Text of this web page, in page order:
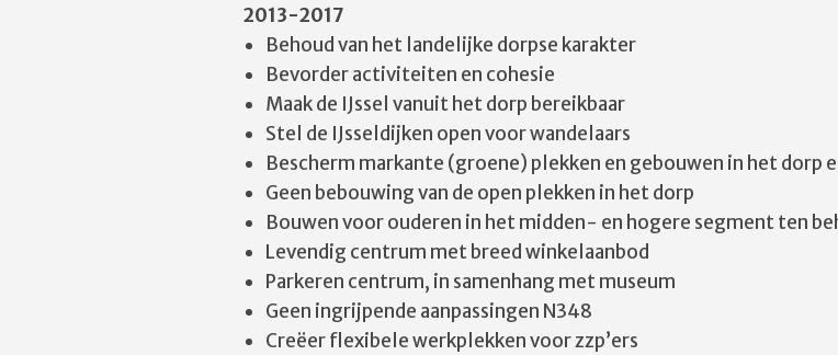
2013-2017
Behoud van het landelijke dorpse karakter
Bevorder activiteiten en cohesie
Maak de IJssel vanuit het dorp bereikbaar
Stel de IJsseldijken open voor wandelaars
Bescherm markante (groene) plekken en gebouwen in het dorp
Geen bebouwing van de open plekken in het dorp
Bouwen voor ouderen in het midden- en hogere segment ten
Levendig centrum met breed winkelaanbod
Parkeren centrum, in samenhang met museum
Geen ingrijpende aanpassingen N348
Creëer flexibele werkplekken voor zzp’ers